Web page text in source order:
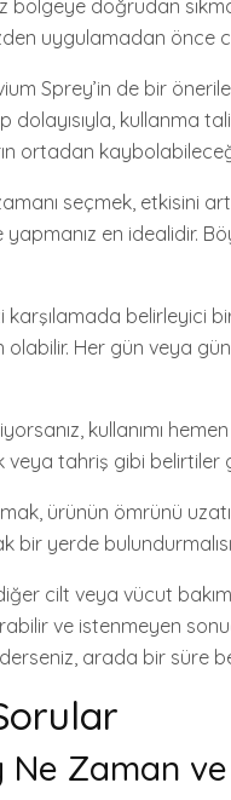
bölgeye doğrudan
uygulamadan önce
Sprey’in de bir önerilen
dolayısıyla, kullanma
ortadan
seçmek, etkisini
en idealidir.
karşılamada belirleyici
Her gün veya gün
kullanımı
veya tahriş gibi
ürünün ömrünü
bir yerde
cilt veya vücut
ve istenmeyen
arada bir süre
Zaman ve